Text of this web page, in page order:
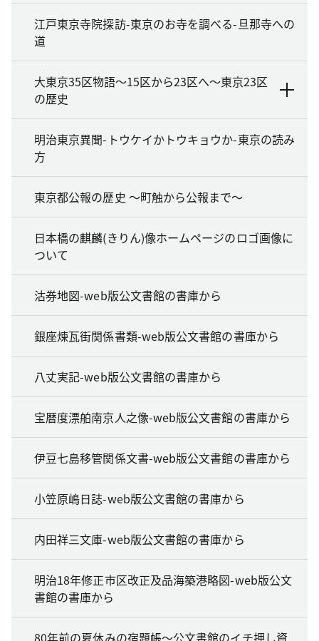
江戸東京寺院探訪-東京のお寺を調べる-旦那寺への
道
大東京35区物語～15区から23区へ～東京23区
の歴史
明治東京異聞-トウケイかトウキョウか-東京の読み
方
東京都公報の歴史 ～町触から公報まで～
日本橋の麒麟(きりん)像ホームページのロゴ画像に
ついて
沽券地図-web版公文書館の書庫から
銀座煉瓦街関係書類-web版公文書館の書庫から
八丈実記-web版公文書館の書庫から
宝暦度漂舶南京人之像-web版公文書館の書庫から
伊豆七島移管関係文書-web版公文書館の書庫から
小笠原嶋日誌-web版公文書館の書庫から
内田祥三文庫-web版公文書館の書庫から
明治18年修正市区改正及品海築港略図-web版公文
書館の書庫から
80年前の夏休みの宿題帳～公文書館のイチ押し資